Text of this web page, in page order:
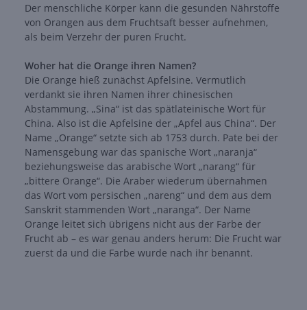
Der menschliche Körper kann die gesunden Nährstoffe
von Orangen aus dem Fruchtsaft besser aufnehmen,
als beim Verzehr der puren Frucht.
Woher hat die Orange ihren Namen?
Die Orange hieß zunächst Apfelsine. Vermutlich
verdankt sie ihren Namen ihrer chinesischen
Abstammung. „Sina“ ist das spätlateinische Wort für
China. Also ist die Apfelsine der „Apfel aus China“. Der
Name „Orange“ setzte sich ab 1753 durch. Pate bei der
Namensgebung war das spanische Wort „naranja“
beziehungsweise das arabische Wort „narang“ für
„bittere Orange“. Die Araber wiederum übernahmen
das Wort vom persischen „nareng“ und dem aus dem
Sanskrit stammenden Wort „naranga“. Der Name
Orange leitet sich übrigens nicht aus der Farbe der
Frucht ab – es war genau anders herum: Die Frucht war
zuerst da und die Farbe wurde nach ihr benannt.